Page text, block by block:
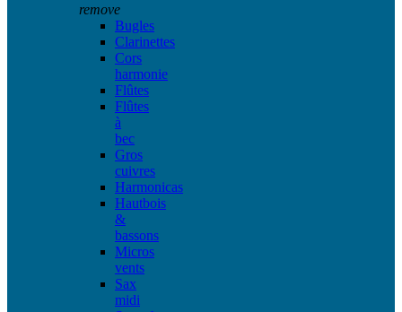
remove
Bugles
Clarinettes
Cors
harmonie
Flûtes
Flûtes
à
bec
Gros
cuivres
Harmonicas
Hautbois
&
bassons
Micros
vents
Sax
midi